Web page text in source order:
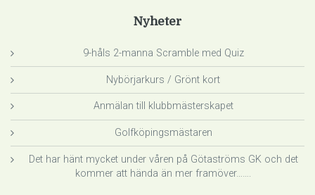
Nyheter
9-håls 2-manna Scramble med Quiz
Nybörjarkurs / Grönt kort
Anmälan till klubbmästerskapet
Golfköpingsmästaren
Det har hänt mycket under våren på Götaströms GK och det
kommer att hända än mer framöver…….